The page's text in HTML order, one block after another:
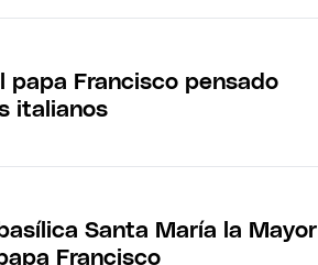
papa Francisco pensado
italianos
Santa María la Mayor
Francisco